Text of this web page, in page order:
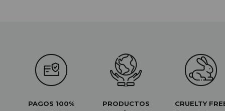
PAGOS 100%
PRODUCTOS
CRUELTY